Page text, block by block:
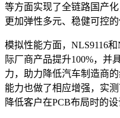
等方面实现了全链路国产
更加弹性多元、稳健可控的
模拟性能方面，NLS9116
际厂商产品提升100%，并
力，助力降低汽车制造商
能力也做了相应增强，实测
降低客户在PCB布局时的设